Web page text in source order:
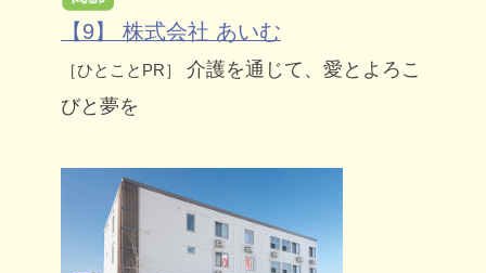
【9】 株式会社 あいむ
［ひとことPR］
介護を通じて、愛とよろこ
びと夢を